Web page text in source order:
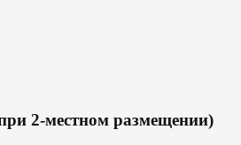
2-местном размещении)